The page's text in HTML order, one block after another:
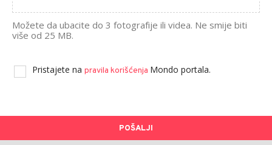
Možete da ubacite do 3 fotografije ili videa. Ne smije biti
više od 25 MB.
Pristajete na pravila korišćenja Mondo portala.
POŠALJI